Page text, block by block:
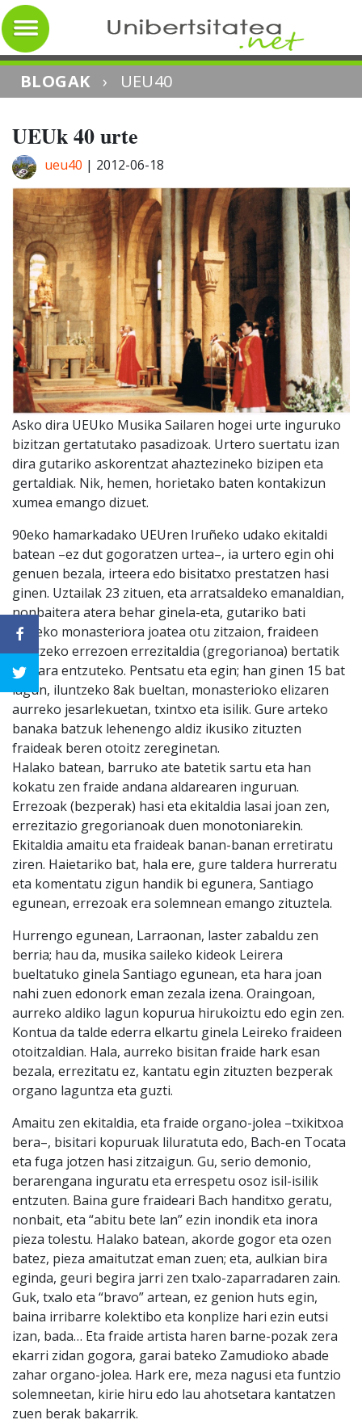
BLOGAK › UEU40
UEUk 40 urte
ueu40 | 2012-06-18
Asko dira UEUko Musika Sailaren hogei urte inguruko
bizitzan gertatutako pasadizoak. Urtero suertatu izan
dira gutariko askorentzat ahaztezineko bizipen eta
gertaldiak. Nik, hemen, horietako baten kontakizun
xumea emango dizuet.
90eko hamarkadako UEUren Iruñeko udako ekitaldi
batean –ez dut gogoratzen urtea–, ia urtero egin ohi
genuen bezala, irteera edo bisitatxo prestatzen hasi
ginen. Uztailak 23 zituen, eta arratsaldeko emanaldian,
nonbaitera atera behar ginela-eta, gutariko bati
Leireko monasteriora joatea otu zitzaion, fraideen
iluntzeko errezoen errezitaldia (gregorianoa) bertatik
bertara entzuteko. Pentsatu eta egin; han ginen 15 bat
lagun, iluntzeko 8ak bueltan, monasterioko elizaren
aurreko jesarlekuetan, txintxo eta isilik. Gure arteko
banaka batzuk lehenengo aldiz ikusiko zituzten
fraideak beren otoitz zereginetan.
Halako batean, barruko ate batetik sartu eta han
kokatu zen fraide andana aldarearen inguruan.
Errezoak (bezperak) hasi eta ekitaldia lasai joan zen,
errezitazio gregorianoak duen monotoniarekin.
Ekitaldia amaitu eta fraideak banan-banan erretiratu
ziren. Haietariko bat, hala ere, gure taldera hurreratu
eta komentatu zigun handik bi egunera, Santiago
egunean, errezoak era solemnean emango zituztela.
Hurrengo egunean, Larraonan, laster zabaldu zen
berria; hau da, musika saileko kideok Leirera
bueltatuko ginela Santiago egunean, eta hara joan
nahi zuen edonork eman zezala izena. Oraingoan,
aurreko aldiko lagun kopurua hirukoiztu edo egin zen.
Kontua da talde ederra elkartu ginela Leireko fraideen
otoitzaldian. Hala, aurreko bisitan fraide hark esan
bezala, errezitatu ez, kantatu egin zituzten bezperak
organo laguntza eta guzti.
Amaitu zen ekitaldia, eta fraide organo-jolea –txikitxoa
bera–, bisitari kopuruak liluratuta edo, Bach-en Tocata
eta fuga jotzen hasi zitzaigun. Gu, serio demonio,
berarengana inguratu eta errespetu osoz isil-isilik
entzuten. Baina gure fraideari Bach handitxo geratu,
nonbait, eta “abitu bete lan” ezin inondik eta inora
pieza tolestu. Halako batean, akorde gogor eta ozen
batez, pieza amaitutzat eman zuen; eta, aulkian bira
eginda, geuri begira jarri zen txalo-zaparradaren zain.
Guk, txalo eta “bravo” artean, ez genion huts egin,
baina irribarre kolektibo eta konplize hari ezin eutsi
izan, bada… Eta fraide artista haren barne-pozak zera
ekarri zidan gogora, garai bateko Zamudioko abade
zahar organo-jolea. Hark ere, meza nagusi eta funtzio
solemneetan, kirie hiru edo lau ahotsetara kantatzen
zuen berak bakarrik.